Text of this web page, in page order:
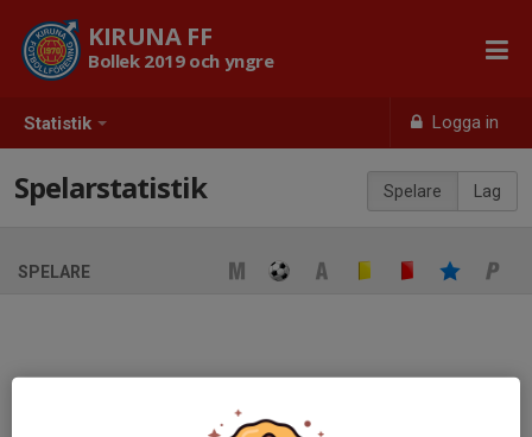
Statistik Logga in
KIRUNA FF
Bollek 2019 och yngre
Spelare Lag
Spelarstatistik
SPELARE
När ni fyller i uppställning på respektive match visas statistiken